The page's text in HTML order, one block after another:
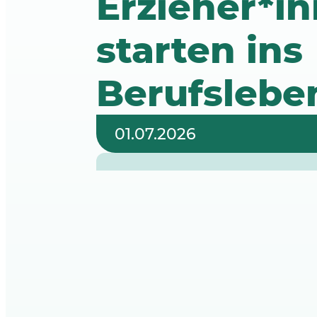
starten ins
01.07.2026